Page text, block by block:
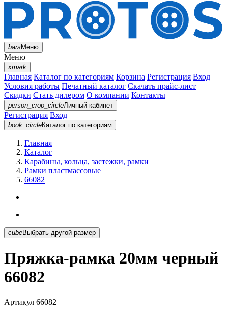
barsМеню
Меню
xmark
Главная Каталог по категориям Корзина Регистрация Вход
Условия работы Печатный каталог Скачать прайс-лист
Скидки Стать дилером О компании Контакты
person_crop_circleЛичный кабинет
Регистрация Вход
book_circleКаталог по категориям
Главная
Каталог
Карабины, кольца, застежки, рамки
Рамки пластмассовые
66082
cubeВыбрать другой размер
Пряжка-рамка 20мм черный
66082
Артикул 66082